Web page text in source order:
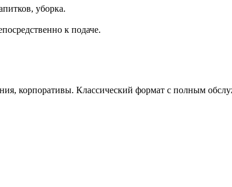
уборка.
к подаче.
корпоративы. Классический формат с полным